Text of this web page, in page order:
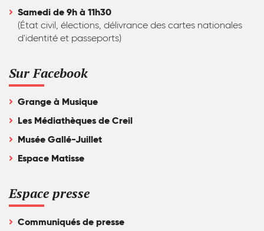
Samedi de 9h à 11h30
(État civil, élections, délivrance des cartes nationales
d'identité et passeports)
Sur Facebook
Grange à Musique
Les Médiathèques de Creil
Musée Gallé-Juillet
Espace Matisse
Espace presse
Communiqués de presse